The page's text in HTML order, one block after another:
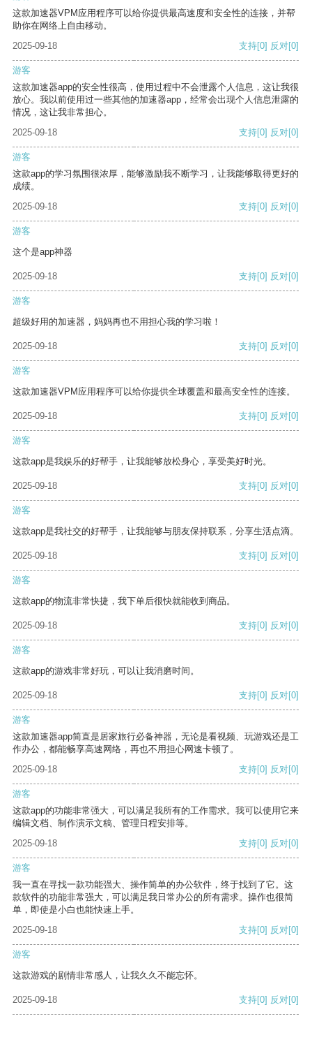
这款加速器VPM应用程序可以给你提供最高速度和安全性的连接，并帮
助你在网络上自由移动。
2025-09-18
支持[0] 反对[0]
游客
这款加速器app的安全性很高，使用过程中不会泄露个人信息，这让我很
放心。我以前使用过一些其他的加速器app，经常会出现个人信息泄露的
情况，这让我非常担心。
2025-09-18
支持[0] 反对[0]
游客
这款app的学习氛围很浓厚，能够激励我不断学习，让我能够取得更好的
成绩。
2025-09-18
支持[0] 反对[0]
游客
这个是app神器
2025-09-18 支持[0] 反对[0]
游客
超级好用的加速器，妈妈再也不用担心我的学习啦！
2025-09-18 支持[0] 反对[0]
游客
这款加速器VPM应用程序可以给你提供全球覆盖和最高安全性的连接。
2025-09-18 支持[0] 反对[0]
游客
这款app是我娱乐的好帮手，让我能够放松身心，享受美好时光。
2025-09-18 支持[0] 反对[0]
游客
这款app是我社交的好帮手，让我能够与朋友保持联系，分享生活点滴。
2025-09-18 支持[0] 反对[0]
游客
这款app的物流非常快捷，我下单后很快就能收到商品。
2025-09-18 支持[0] 反对[0]
游客
这款app的游戏非常好玩，可以让我消磨时间。
2025-09-18 支持[0] 反对[0]
游客
这款加速器app简直是居家旅行必备神器，无论是看视频、玩游戏还是工
作办公，都能畅享高速网络，再也不用担心网速卡顿了。
2025-09-18
支持[0] 反对[0]
游客
这款app的功能非常强大，可以满足我所有的工作需求。我可以使用它来
编辑文档、制作演示文稿、管理日程安排等。
2025-09-18
支持[0] 反对[0]
游客
我一直在寻找一款功能强大、操作简单的办公软件，终于找到了它。这
款软件的功能非常强大，可以满足我日常办公的所有需求。操作也很简
单，即使是小白也能快速上手。
2025-09-18
支持[0] 反对[0]
游客
这款游戏的剧情非常感人，让我久久不能忘怀。
2025-09-18 支持[0] 反对[0]